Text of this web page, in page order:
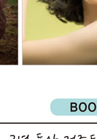
때의 주의점과 주요
선수 - 프레이밍과 클
과 어머니 - 고계조 스
컬러와 톤 조정으로 집
날의 노출과 색감
- 거칠고 회화적인 스
최상의 품질로 만들